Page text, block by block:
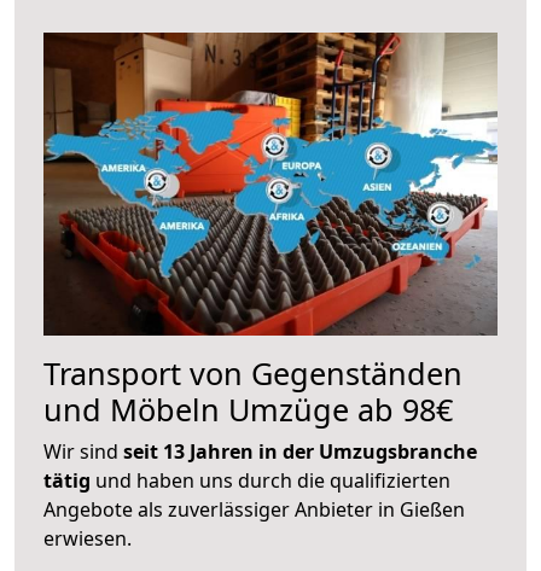
Transport von Gegenständen
und Möbeln Umzüge ab 98€
Wir sind seit 13 Jahren in der Umzugsbranche
tätig und haben uns durch die qualifizierten
Angebote als zuverlässiger Anbieter in Gießen
erwiesen.